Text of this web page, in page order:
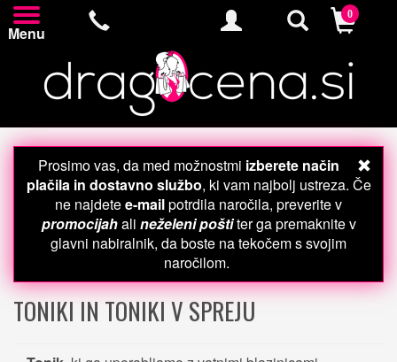
Menu
0
Prosimo vas, da med možnostmi izberete način
plačila in dostavno službo, ki vam najbolj ustreza. Če
ne najdetee-mailpotrdila naročila, preverite v
promocijahali neželeni poštiter ga premaknite v
glavni nabiralnik, da boste na tekočem s svojim
naročilom.
TONIKI IN TONIKI V SPREJU